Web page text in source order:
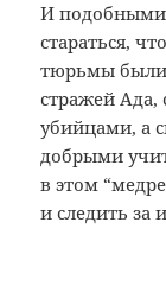
И
стараться,
тюрьмы были
стражей Ада,
убийцами, а
добрыми
в этом
и следить за